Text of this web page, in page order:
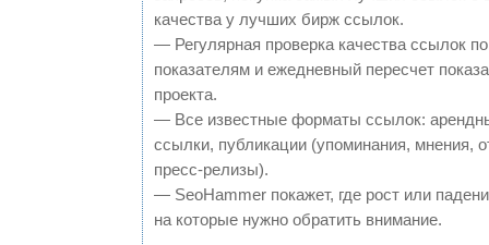
качества у лучших бирж ссылок.
— Регулярная проверка качества ссылок
показателям и ежедневный пересчет
проекта.
— Все известные форматы ссылок:
ссылки, публикации (упоминания, мнения,
пресс-релизы).
— SeoHammer покажет, где рост или
на которые нужно обратить внимание.